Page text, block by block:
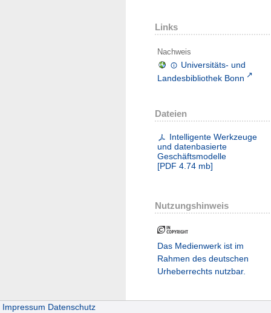
Links
Nachweis
Universitäts- und
Landesbibliothek Bonn
Dateien
Intelligente Werkzeuge
und datenbasierte
Geschäftsmodelle
[PDF 4.74 mb]
Nutzungshinweis
Das Medienwerk ist im
Rahmen des deutschen
Urheberrechts nutzbar.
Impressum Datenschutz